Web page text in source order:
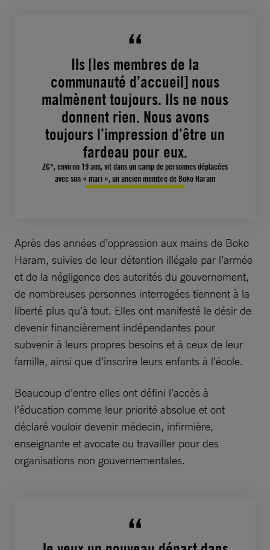
Ils [les membres de la
communauté d’accueil] nous
malmènent toujours. Ils ne nous
donnent rien. Nous avons
toujours l’impression d’être un
fardeau pour eux.
ZC*, environ 19 ans, vit dans un camp de personnes déplacées
avec son « mari », un ancien membre de Boko Haram
Après des années d’oppression aux mains de Boko
Haram, suivies de leur détention illégale par l’armée
et de la négligence des autorités du gouvernement,
de nombreuses personnes interrogées tiennent à la
liberté plus qu’à tout. Elles ont manifesté le désir de
devenir financièrement indépendantes pour
subvenir à leurs propres besoins et à ceux de leur
famille, ainsi que d’inscrire leurs enfants à l’école.
Beaucoup d’entre elles ont défini l’accès à
l’éducation comme leur priorité absolue et ont
déclaré vouloir devenir médecin, infirmière,
enseignante et avocate ou travailler pour des
organisations non gouvernementales.